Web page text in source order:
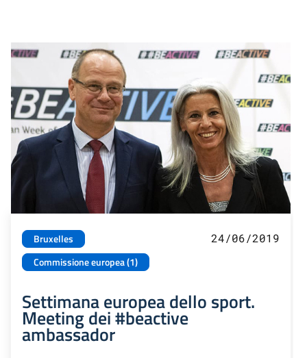
Bruxelles
Commissione europea (1)
24/06/2019
Settimana europea dello sport.
Meeting dei #beactive
ambassador